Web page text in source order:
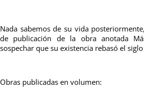
Nada sabemos de su vida
de publicación de la obra anotada
sospechar que su existencia rebasó el siglo
Obras publicadas en volumen: